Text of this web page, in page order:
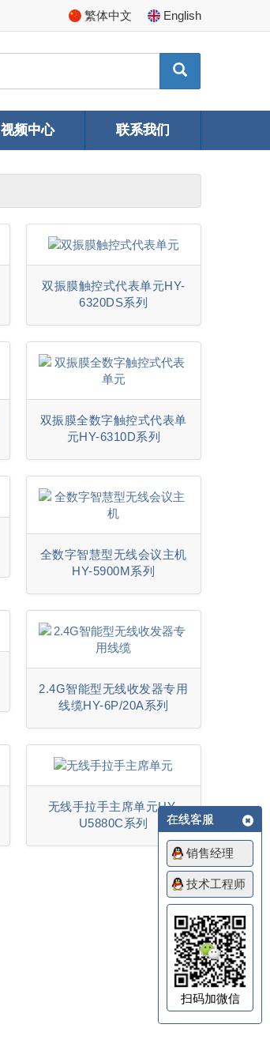
繁体中文 English
视频中心 联系我们
双振膜触控式代表单元HY-
6320DS系列
双振膜全数字触控式代表单
元HY-6310D系列
全数字智慧型无线会议主机
HY-5900M系列
2.4G智能型无线收发器专用
线缆HY-6P/20A系列
无线手拉手主席单元HY-
U5880C系列
在线客服
销售经理
技术工程师
扫码加微信